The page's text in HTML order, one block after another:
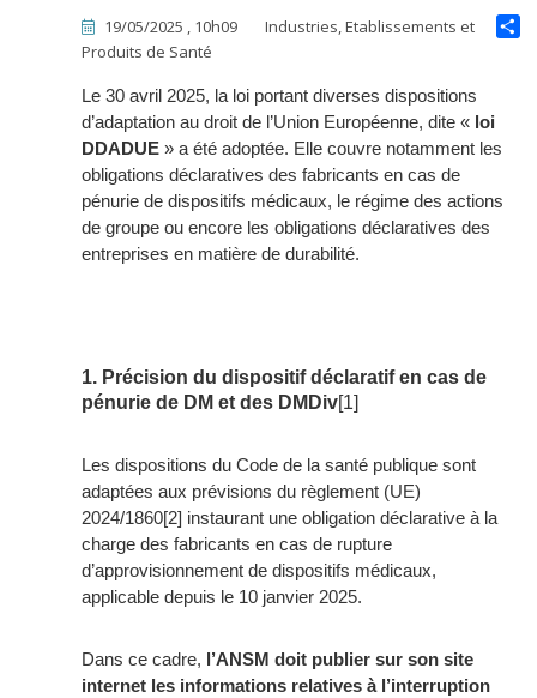
19/05/2025 , 10h09
Industries, Etablissements et
Produits de Santé
Le 30 avril 2025, la loi portant diverses dispositions
d’adaptation au droit de l’Union Européenne, dite « loi
DDADUE » a été adoptée. Elle couvre notamment les
obligations déclaratives des fabricants en cas de
pénurie de dispositifs médicaux, le régime des actions
de groupe ou encore les obligations déclaratives des
entreprises en matière de durabilité.
1. Précision du dispositif déclaratif en cas de
pénurie de DM et des DMDiv[1]
Les dispositions du Code de la santé publique sont
adaptées aux prévisions du règlement (UE)
2024/1860[2] instaurant une obligation déclarative à la
charge des fabricants en cas de rupture
d’approvisionnement de dispositifs médicaux,
applicable depuis le 10 janvier 2025.
Dans ce cadre,
l’ANSM doit publier sur son site
internet les informations relatives à l’interruption